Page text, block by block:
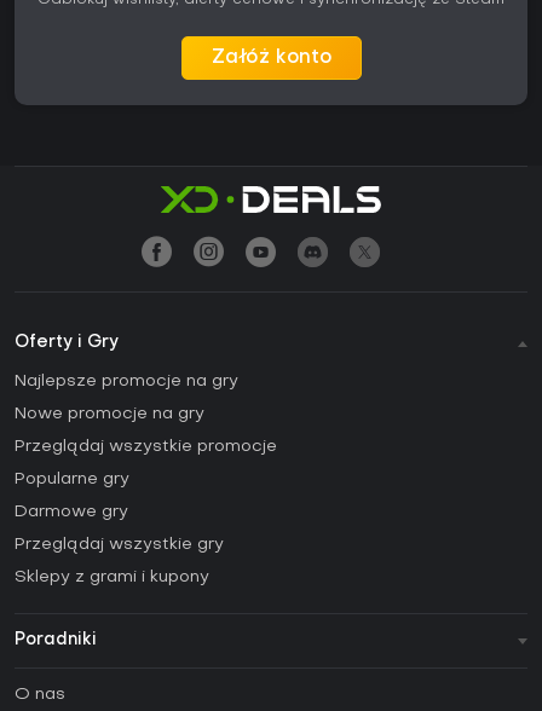
Załóż konto
Oferty i Gry
Najlepsze promocje na gry
Nowe promocje na gry
Przeglądaj wszystkie promocje
Popularne gry
Darmowe gry
Przeglądaj wszystkie gry
Sklepy z grami i kupony
Poradniki
O nas